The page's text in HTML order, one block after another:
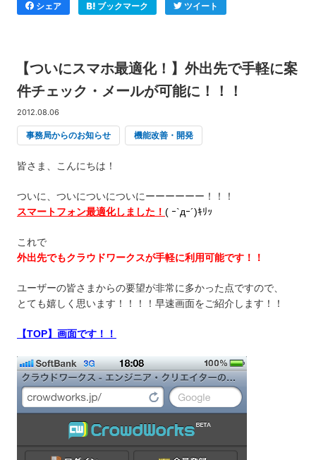
シェア ブックマーク ツイート
【ついにスマホ最適化！】外出先で手軽に案
件チェック・メールが可能に！！！
2012.08.06
事務局からのお知らせ 機能改善・開発
皆さま、こんにちは！
ついに、ついについについにーーーーーー！！！
スマートフォン最適化しました！ ( ｰ`дｰ´)ｷﾘｯ
これで
外出先でもクラウドワークスが手軽に利用可能です！！
ユーザーの皆さまからの要望が非常に多かった点ですので、
とても嬉しく思います！！！！早速画面をご紹介します！！
【TOP】画面です！！